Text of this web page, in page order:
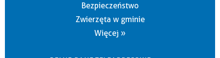
Bezpieczeństwo
Zwierzęta w gminie
Więcej »